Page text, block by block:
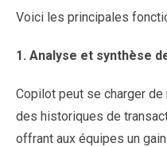
Voici les principales
1. Analyse et synthèse
Copilot peut se charger
des historiques de
offrant aux équipes un